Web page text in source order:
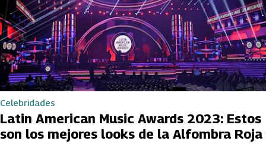
Celebridades
Latin American Music Awards 2023: Estos
son los mejores looks de la Alfombra Roja